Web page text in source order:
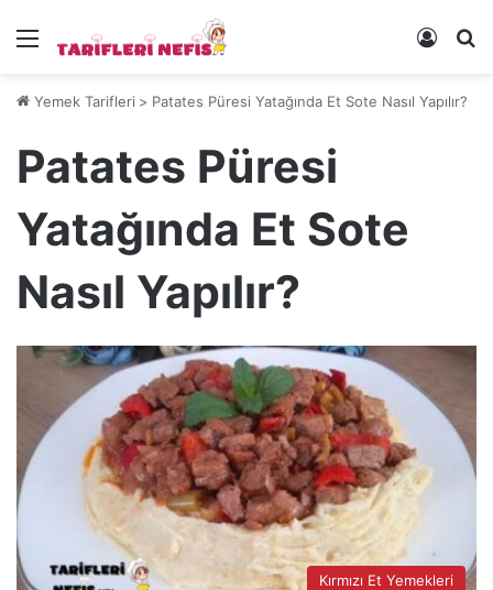
Menü Kayıt
Yemek Tarifleri > Patates Püresi Yatağında Et Sote Nasıl Yapılır?
Patates Püresi
Yatağında Et Sote
Nasıl Yapılır?
Kırmızı Et Yemekleri